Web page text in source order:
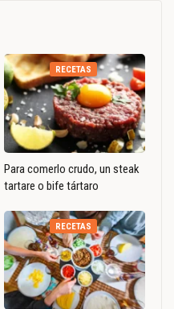
RECETAS
Para comerlo crudo, un steak
tartare o bife tártaro
RECETAS